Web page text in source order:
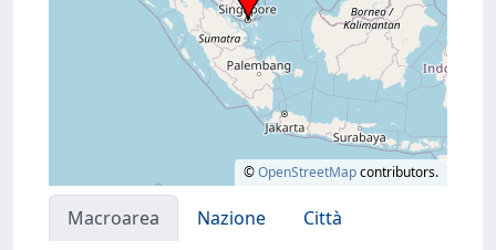
©OpenStreetMapcontributors.
Macroarea Nazione
Città